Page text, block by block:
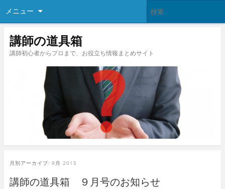
メニュー
講師の道具箱
講師初心者からプロまで、お役立ち情報まとめサイト
月別アーカイブ: 9月 2015
講師の道具箱 ９月号のお知らせ